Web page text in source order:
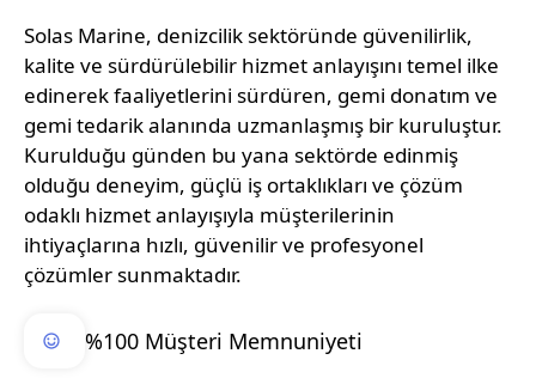
Solas Marine, denizcilik sektöründe güvenilirlik,
kalite ve sürdürülebilir hizmet anlayışını temel ilke
edinerek faaliyetlerini sürdüren, gemi donatım ve
gemi tedarik alanında uzmanlaşmış bir kuruluştur.
Kurulduğu günden bu yana sektörde edinmiş
olduğu deneyim, güçlü iş ortaklıkları ve çözüm
odaklı hizmet anlayışıyla müşterilerinin
ihtiyaçlarına hızlı, güvenilir ve profesyonel
çözümler sunmaktadır.
%100 Müşteri Memnuniyeti